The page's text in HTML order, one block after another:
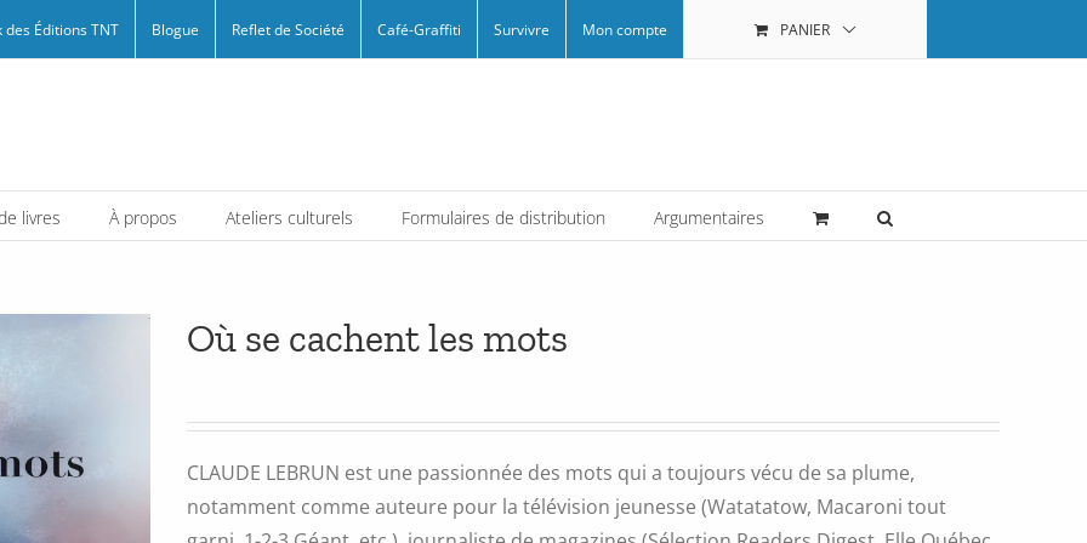
des Éditions TNT Blogue Reflet de Société Café-Graffiti Survivre Mon compte PANIER
livres À propos Ateliers culturels Formulaires de distribution Argumentaires
Où se cachent les mots
CLAUDE LEBRUN est une passionnée des mots qui a toujours vécu de sa plume,
notamment comme auteure pour la télévision jeunesse (Watatatow, Macaroni tout